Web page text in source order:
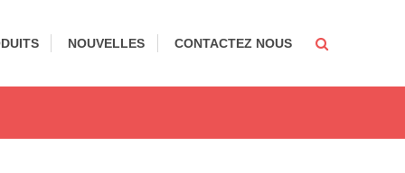
NOUVELLES CONTACTEZ NOUS